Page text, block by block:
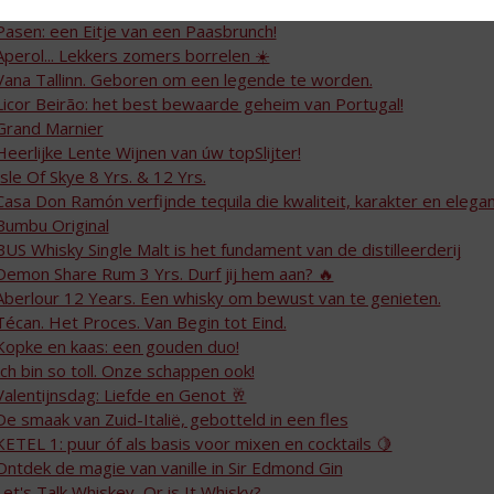
een Eitje van een Paasbrunch!
Lekkers zomers borrelen ☀️
Tallinn. Geboren om een legende te worden.
Beirão: het best bewaarde geheim van Portugal!
Marnier
Lente Wijnen van úw topSlijter!
Of Skye 8 Yrs. & 12 Yrs.
Don Ramón verfijnde tequila die kwaliteit, karakter en
Original
Whisky Single Malt is het fundament van de distilleerderij
Share Rum 3 Yrs. Durf jij hem aan? 🔥
12 Years. Een whisky om bewust van te genieten.
Het Proces. Van Begin tot Eind.
en kaas: een gouden duo!
bin so toll. Onze schappen ook!
Liefde en Genot 🥂
smaak van Zuid-Italië, gebotteld in een fles
1: puur óf als basis voor mixen en cocktails 🍋
de magie van vanille in Sir Edmond Gin